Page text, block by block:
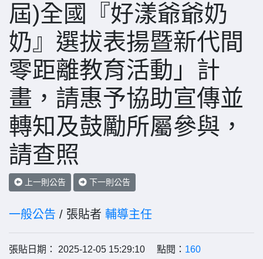
屆)全國『好漾爺爺奶
奶』選拔表揚暨新代間
零距離教育活動」計
畫，請惠予協助宣傳並
轉知及鼓勵所屬參與，
請查照
上一則公告 下一則公告
一般公告 / 張貼者 輔導主任
張貼日期： 2025-12-05 15:29:10 點閱： 160